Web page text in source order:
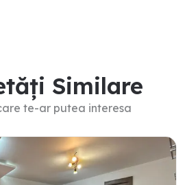
Similare
te-ar putea interesa